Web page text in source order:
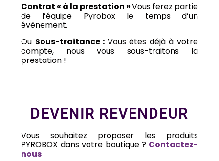
Contrat « à la prestation »Vous ferez partie
de l’équipe Pyrobox le temps d’un
évènement.
Ou Sous-traitance : Vous êtes déjà à votre
compte, nous vous sous-traitons la
prestation !
DEVENIR REVENDEUR
Vous souhaitez proposer les produits
PYROBOX dans votre boutique ? Contactez-
nous